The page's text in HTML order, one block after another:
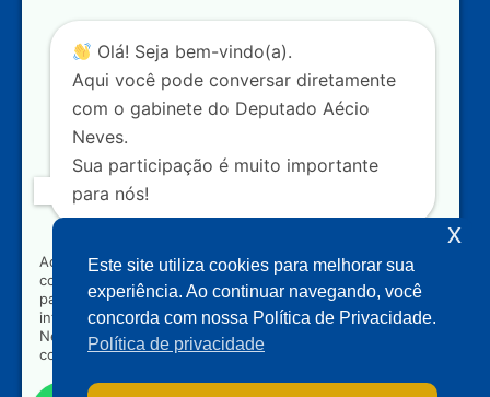
Contato
dep.aecioneves@camara.leg.br
+55 (61) 3215-5964
+55 (31) 3261-0121
+55 (31) 97150-0834
Nossas redes
Acompanhe o meu mandato
Olá! Seja bem-vindo(a).
Aqui você pode conversar diretamente
com o gabinete do Deputado Aécio
Neves.
Sua participação é muito importante
para nós!
Ao clicar para iniciar o contato pelo WhatsApp, você
concorda que seus dados serão utilizados exclusivamente
para atendimento relacionado às demandas, sugestões ou
informações referentes ao mandato do Deputado Aécio
Neves. Seus dados serão tratados com sigilo e não serão
compartilhados com terceiros.
Este site utiliza cookies para melhorar sua
experiência. Ao continuar navegando, você
concorda com nossa Política de Privacidade.
Política de privacidade
x